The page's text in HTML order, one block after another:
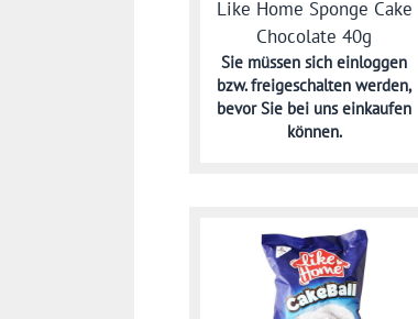
Like Home Sponge Cake
Chocolate 40g
Sie müssen sicheinloggen
bzw. freigeschalten werden,
bevor Sie bei uns einkaufen
können.